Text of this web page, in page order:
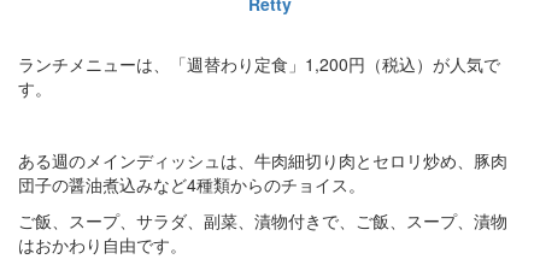
ランチメニューは、「週替わり定食」1,200円（税込）が人気で
す。
ある週のメインディッシュは、牛肉細切り肉とセロリ炒め、豚肉
団子の醤油煮込みなど4種類からのチョイス。
ご飯、スープ、サラダ、副菜、漬物付きで、ご飯、スープ、漬物
はおかわり自由です。